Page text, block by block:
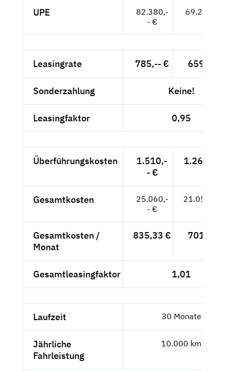
UPE
82.380,-
- €
69.227,--
Leasingrate 785,-- € 659,66 €
Sonderzahlung Keine!
Leasingfaktor 0,95
Überführungskosten
1.510,-
- €
1.268,91
Gesamtkosten
25.060,-
- €
21.058,82
Gesamtkosten /
Monat
835,33 € 701,96 €
Gesamtleasingfaktor 1,01
Laufzeit 30 Monate
Jährliche
Fahrleistung
10.000 km